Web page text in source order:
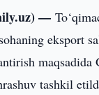
—
eksport
tashkil